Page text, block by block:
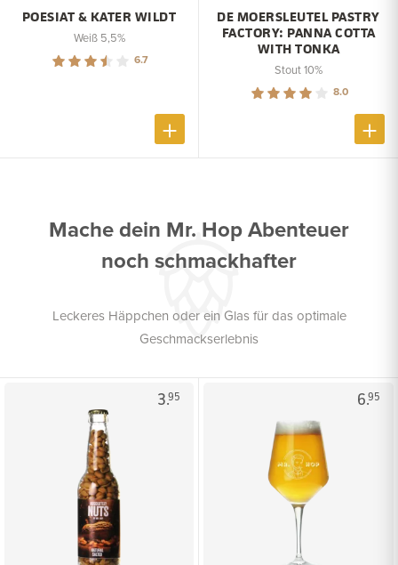
POESIAT & KATER WILDT
Weiß 5,5%
6.7
DE MOERSLEUTEL PASTRY
FACTORY: PANNA COTTA
WITH TONKA
Stout 10%
8.0
Mache dein Mr. Hop Abenteuer
noch schmackhafter
Leckeres Häppchen oder ein Glas für das optimale
Geschmackserlebnis
3.95 6.95